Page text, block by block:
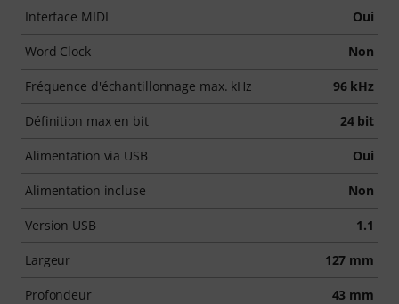
Interface MIDI Oui
Word Clock Non
Fréquence d'échantillonnage max. kHz 96 kHz
Définition max en bit 24 bit
Alimentation via USB Oui
Alimentation incluse Non
Version USB 1.1
Largeur 127 mm
Profondeur 43 mm